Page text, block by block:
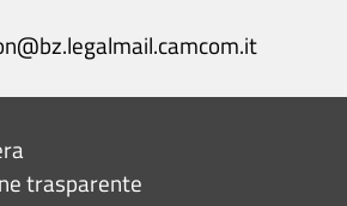
trasparente